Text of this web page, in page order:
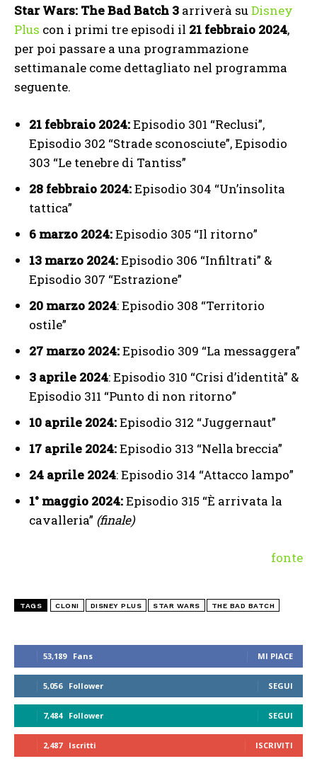
53,189 Fans MI PIACE
5,056 Follower SEGUI
7,484 Follower SEGUI
2,487 Iscritti ISCRIVITI
Star Wars: The Bad Batch 3 arriverà suDisney
Plus con i primi tre episodi il 21 febbraio 2024,
per poi passare a una programmazione
settimanale come dettagliato nel programma
seguente.
21 febbraio 2024:Episodio 301 “Reclusi”,
Episodio 302 “Strade sconosciute”, Episodio
303 “Le tenebre di Tantiss”
28 febbraio 2024:Episodio 304 “Un’insolita
tattica”
6 marzo 2024:Episodio 305 “Il ritorno”
13 marzo 2024:Episodio 306 “Infiltrati” &
Episodio 307 “Estrazione”
20 marzo 2024: Episodio 308 “Territorio
ostile”
27 marzo 2024:Episodio 309 “La messaggera”
3 aprile 2024: Episodio 310 “Crisi d’identità” &
Episodio 311 “Punto di non ritorno”
10 aprile 2024:Episodio 312 “Juggernaut”
17 aprile 2024:Episodio 313 “Nella breccia”
24 aprile 2024: Episodio 314 “Attacco lampo”
1° maggio 2024:Episodio 315 “È arrivata la
cavalleria” (finale)
fonte
TAGS CLONI DISNEY PLUS STAR WARS THE BAD BATCH